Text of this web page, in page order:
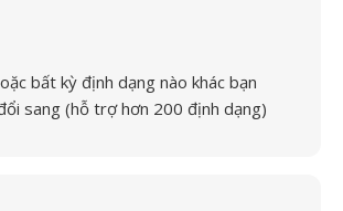
bất kỳ định dạng nào khác bạn
sang (hỗ trợ hơn 200 định dạng)